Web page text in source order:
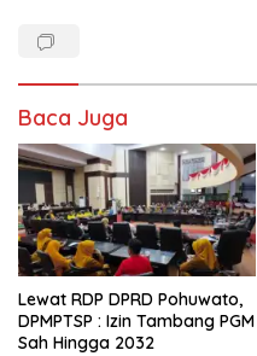
Baca Juga
Lewat RDP DPRD Pohuwato,
DPMPTSP : Izin Tambang PGM
Sah Hingga 2032